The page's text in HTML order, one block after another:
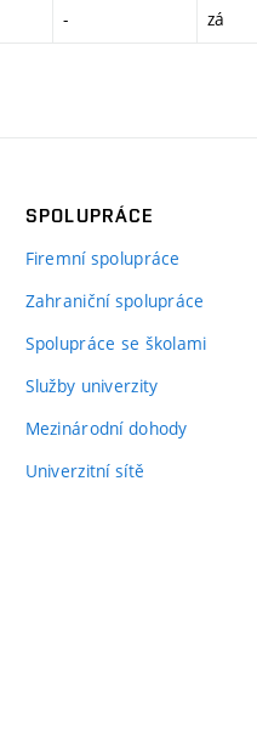
- zá
SPOLUPRÁCE
Firemní spolupráce
Zahraniční spolupráce
Spolupráce se školami
Služby univerzity
Mezinárodní dohody
Univerzitní sítě